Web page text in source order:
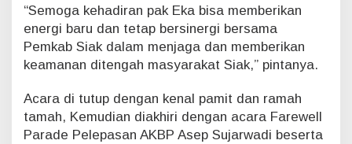
“Semoga kehadiran pak Eka bisa memberikan
energi baru dan tetap bersinergi bersama
Pemkab Siak dalam menjaga dan memberikan
keamanan ditengah masyarakat Siak,” pintanya.
Acara di tutup dengan kenal pamit dan ramah
tamah, Kemudian diakhiri dengan acara Farewell
Parade Pelepasan AKBP Asep Sujarwadi beserta